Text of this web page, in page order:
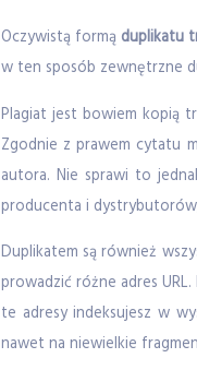
Oczywistą formą duplikatu
w ten sposób zewnętrzne
Plagiat jest bowiem kopią
Zgodnie z prawem cytatu
autora. Nie sprawi to
producenta i
Duplikatem są również
prowadzić różne adres
te adresy indeksujesz w
nawet na niewielkie